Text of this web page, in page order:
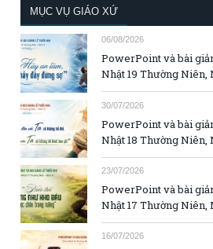
MỤC VỤ GIÁO XỨ
06/08/2026
PowerPoint và bài
Nhật 19 Thường Niên,
30/07/2026
PowerPoint và bài
Nhật 18 Thường Niên,
23/07/2026
PowerPoint và bài
Nhật 17 Thường Niên,
16/07/2026